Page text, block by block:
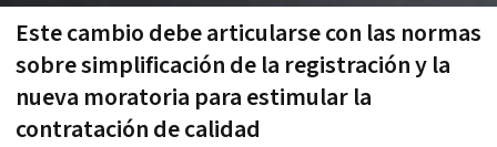
Este cambio debe articularse con las normas
sobre simplificación de la registración y la
nueva moratoria para estimular la
contratación de calidad